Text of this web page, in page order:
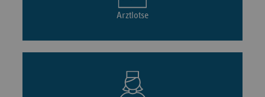
Arztlotse